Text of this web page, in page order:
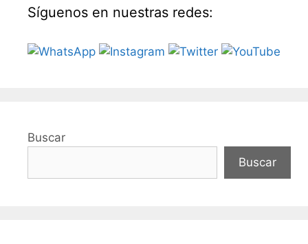
Síguenos en nuestras redes:
Buscar
Buscar